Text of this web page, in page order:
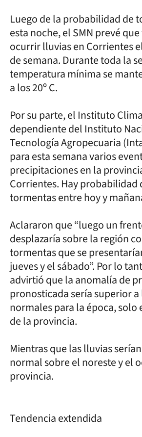
Luego de la probabilidad de
esta noche, el SMN prevé
ocurrir lluvias en Corrientes
de semana. Durante toda la
temperatura mínima se
a los 20º C.
Por su parte, el Instituto
dependiente del Instituto
Tecnología Agropecuaria
para esta semana varios
precipitaciones en la
Corrientes. Hay probabilidad
tormentas entre hoy y
Aclararon que “luego un
desplazaría sobre la región
tormentas que se
jueves y el sábado”. Por lo
advirtió que la anomalía de
pronosticada sería superior
normales para la época, solo
de la provincia.
Mientras que las lluvias
normal sobre el noreste y el
provincia.
Tendencia extendida